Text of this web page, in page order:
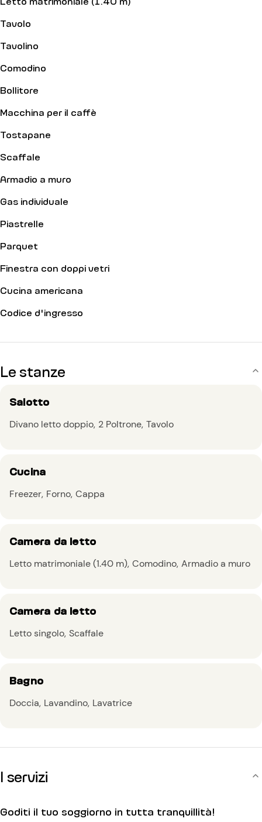
Tavolo
Tavolino
Comodino
Bollitore
Macchina per il caffè
Tostapane
Scaffale
Armadio a muro
Gas individuale
Piastrelle
Parquet
Finestra con doppi vetri
Cucina americana
Codice d'ingresso
Le stanze
Salotto
Divano letto doppio 2 Poltrone Tavolo
Cucina
Freezer Forno Cappa
Camera da letto
Letto matrimoniale (1.40 m) Comodino Armadio a muro
Camera da letto
Letto singolo Scaffale
Bagno
Doccia Lavandino Lavatrice
I servizi
Goditi il tuo soggiorno in tutta tranquillità!